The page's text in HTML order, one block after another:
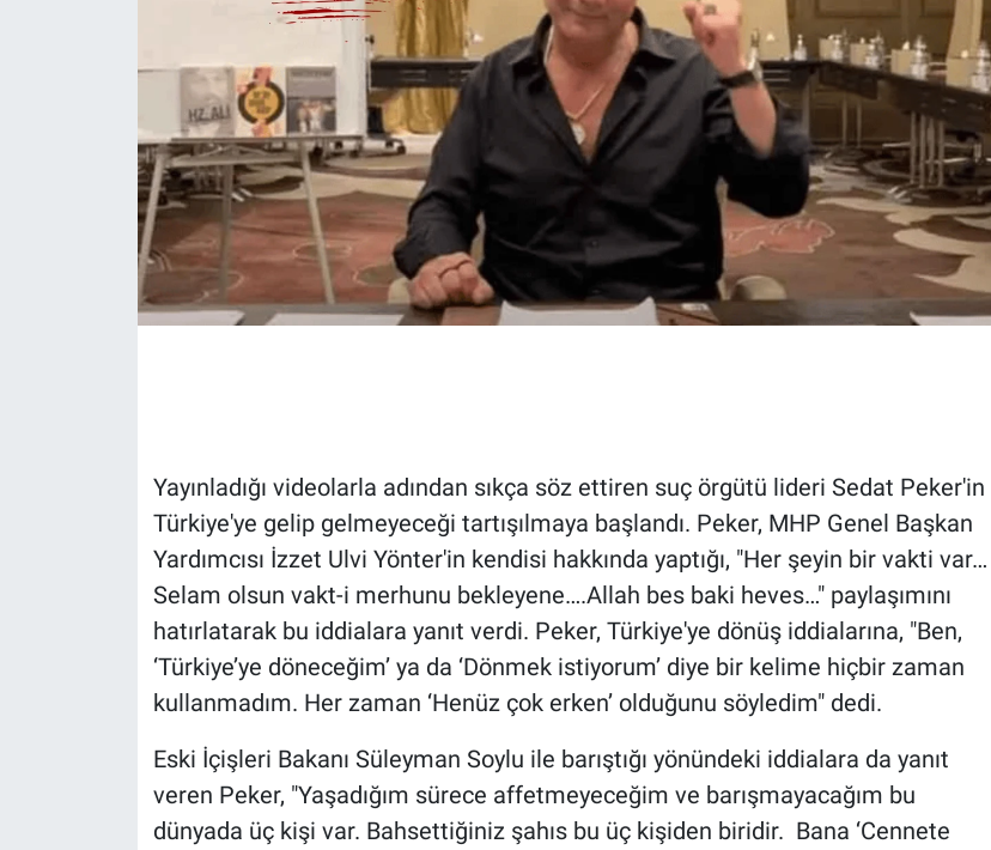
Yayınladığı videolarla adından sıkça söz ettiren suç örgütü lideri Sedat Peker'in
Türkiye'ye gelip gelmeyeceği tartışılmaya başlandı. Peker, MHP Genel Başkan
Yardımcısı İzzet Ulvi Yönter'in kendisi hakkında yaptığı, "Her şeyin bir vakti var…
Selam olsun vakt-i merhunu bekleyene….Allah bes baki heves…" paylaşımını
hatırlatarak bu iddialara yanıt verdi. Peker, Türkiye'ye dönüş iddialarına, "Ben,
‘Türkiye’ye döneceğim’ ya da ‘Dönmek istiyorum’ diye bir kelime hiçbir zaman
kullanmadım. Her zaman ‘Henüz çok erken’ olduğunu söyledim" dedi.
Eski İçişleri Bakanı Süleyman Soylu ile barıştığı yönündeki iddialara da yanıt
veren Peker, "Yaşadığım sürece affetmeyeceğim ve barışmayacağım bu
dünyada üç kişi var. Bahsettiğiniz şahıs bu üç kişiden biridir. Bana ‘Cennete
Gerçeğin İzinde
Gün Başlıyor
Gün Bitiyor
Gün Ortası
Koronavirüs
Kültür Sanat
Ne demişti